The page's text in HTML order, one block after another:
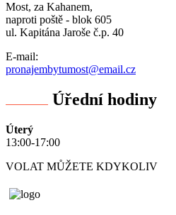
Most, za Kahanem,
naproti poště - blok 605
ul. Kapitána Jaroše č.p. 40
E-mail:
pronajembytumost@email.cz
Úřední hodiny
Úterý
13:00-17:00
VOLAT MŮŽETE KDYKOLIV